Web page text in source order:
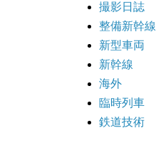
撮影日誌
整備新幹線
新型車両
新幹線
海外
臨時列車
鉄道技術